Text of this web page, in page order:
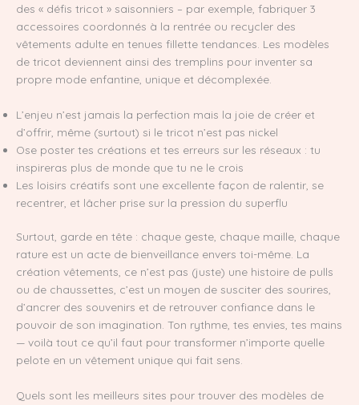
des « défis tricot » saisonniers – par exemple, fabriquer 3
accessoires coordonnés à la rentrée ou recycler des
vêtements adulte en tenues fillette tendances. Les modèles
de tricot deviennent ainsi des tremplins pour inventer sa
propre mode enfantine, unique et décomplexée.
L’enjeu n’est jamais la perfection mais la joie de créer et
d’offrir, même (surtout) si le tricot n’est pas nickel
Ose poster tes créations et tes erreurs sur les réseaux : tu
inspireras plus de monde que tu ne le crois
Les loisirs créatifs sont une excellente façon de ralentir, se
recentrer, et lâcher prise sur la pression du superflu
Surtout, garde en tête : chaque geste, chaque maille, chaque
rature est un acte de bienveillance envers toi-même. La
création vêtements, ce n’est pas (juste) une histoire de pulls
ou de chaussettes, c’est un moyen de susciter des sourires,
d’ancrer des souvenirs et de retrouver confiance dans le
pouvoir de son imagination. Ton rythme, tes envies, tes mains
— voilà tout ce qu’il faut pour transformer n’importe quelle
pelote en un vêtement unique qui fait sens.
Quels sont les meilleurs sites pour trouver des modèles de